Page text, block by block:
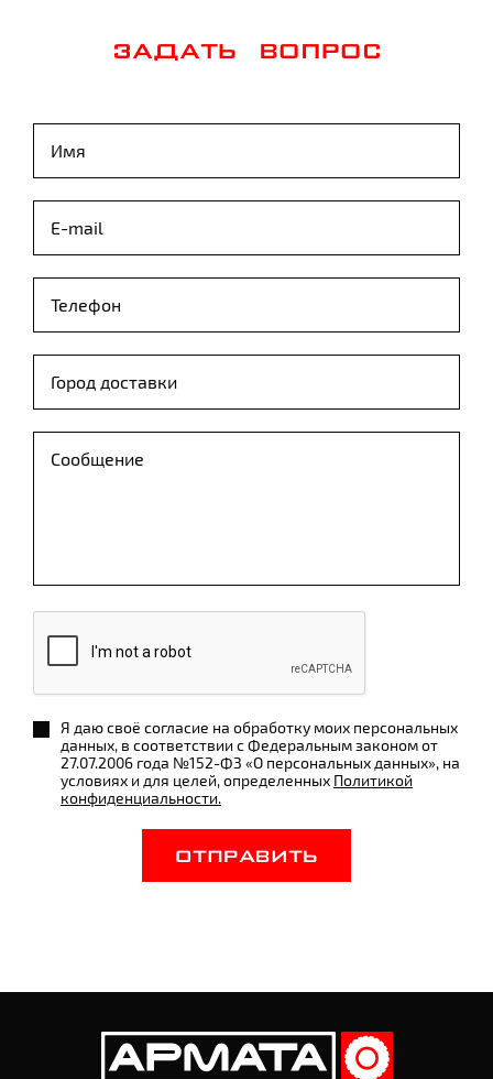
ЗАДАТЬ ВОПРОС
Я даю своё согласие на обработку моих персональных
данных, в соответствии с Федеральным законом от
27.07.2006 года №152-ФЗ «О персональных данных», на
условиях и для целей, определенных Политикой
конфиденциальности.
ОТПРАВИТЬ